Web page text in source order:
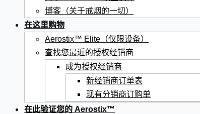
博客（关于戒烟的一切）
在这里购物
Aerostix™ Elite（仅限设备）
查找您最近的授权经销商
成为授权经销商
新经销商订单表
现有分销商订购单
在此验证您的 Aerostix™